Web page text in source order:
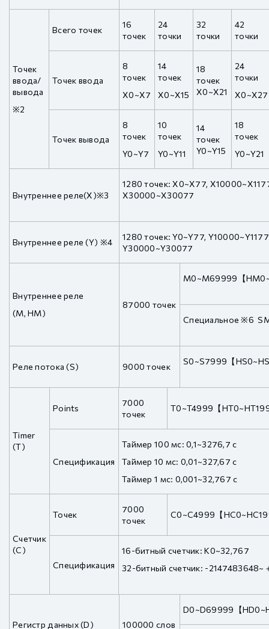
Точек
ввода/
вывода
※2
Всего точек
16
точек
24
точки
32
точки
42
точки
Точек ввода
8
точек
X0~X7
14
точек
X0~X15
18
точек
X0~X21
24
точки
X0~X27
Точек вывода
8
точек
Y0~Y7
10
точек
Y0~Y11
14
точек
Y0~Y15
18
точек
Y0~Y21
Внутреннее реле(X)※3
1280 точек: X0~X77,
X30000~X30077
Внутреннее реле (Y) ※4
1280 точек: Y0~Y77,
Y30000~Y30077
Внутреннее реле
(M, HM)
87000 точек
M0~M69999【
Специальное ※6
Реле потока (S) 9000 точек
S0~S7999【
Timer
(T)
Points
7000
точек
T0~T4999【
Спецификация
Таймер 100 мс: 0,1~3276,7 с
Таймер 10 мс: 0,01~327,67 с
Таймер 1 мс: 0,001~32,767 с
Счетчик
(C)
Точек
7000
точек
C0~C4999【
Спецификация
16-битный счетчик: K0~32,767
32-битный счетчик: -2147483648~
Регистр данных (D) 100000 слов
D0~D69999【